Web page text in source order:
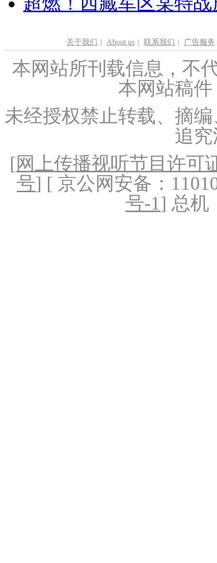
关于我们 | About us | 联系我们 | 广告服务
本网站所刊载信息，不
本网站稿
未经授权禁止转载、摘
追
[网上传播视听节目许可
号] [ 京公网安备：
号-1] 总机